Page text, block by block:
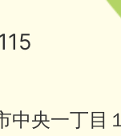
央一丁目